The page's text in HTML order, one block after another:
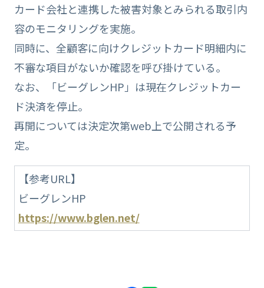
カード会社と連携した被害対象とみられる取引内
容のモニタリングを実施。
同時に、全顧客に向けクレジットカード明細内に
不審な項目がないか確認を呼び掛けている。
なお、「ビーグレンHP」は現在クレジットカー
ド決済を停止。
再開については決定次第web上で公開される予
定。
【参考URL】
ビーグレンHP
https://www.bglen.net/